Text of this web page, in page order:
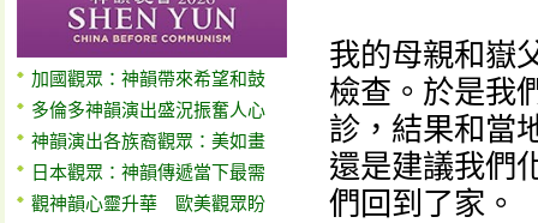
加國觀眾：神韻帶來希望和鼓
多倫多神韻演出盛況振奮人心
神韻演出各族裔觀眾：美如畫
日本觀眾：神韻傳遞當下最需
觀神韻心靈升華 歐美觀眾盼
我的母親和嶽
檢查。於是我
診，結果和當
還是建議我們
們回到了家。